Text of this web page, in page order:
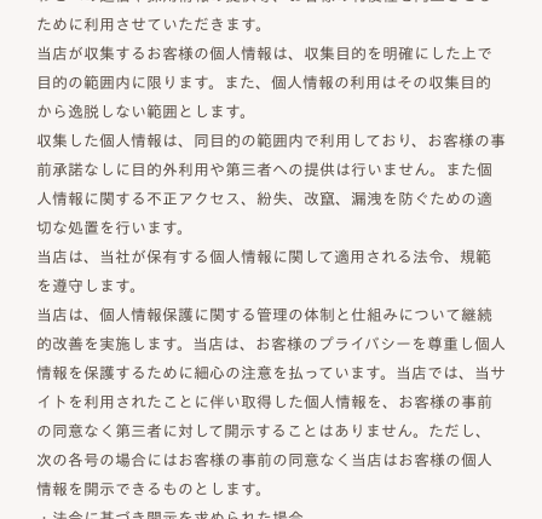
ために利用させていただきます。
当店が収集するお客様の個人情報は、収集目的を明確にした上で
目的の範囲内に限ります。また、個人情報の利用はその収集目的
から逸脱しない範囲とします。
収集した個人情報は、同目的の範囲内で利用しており、お客様の事
前承諾なしに目的外利用や第三者への提供は行いません。また個
人情報に関する不正アクセス、紛失、改竄、漏洩を防ぐための適
切な処置を行います。
当店は、当社が保有する個人情報に関して適用される法令、規範
を遵守します。
当店は、個人情報保護に関する管理の体制と仕組みについて継続
的改善を実施します。当店は、お客様のプライバシーを尊重し個人
情報を保護するために細心の注意を払っています。当店では、当サ
イトを利用されたことに伴い取得した個人情報を、お客様の事前
の同意なく第三者に対して開示することはありません。ただし、
次の各号の場合にはお客様の事前の同意なく当店はお客様の個人
情報を開示できるものとします。